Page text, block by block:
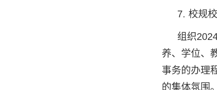
7. 校规
组织
养、学位、
事务的办理
的集体氛围